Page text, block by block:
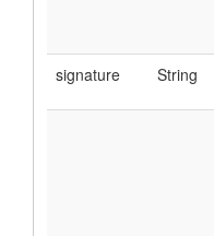
signature
String